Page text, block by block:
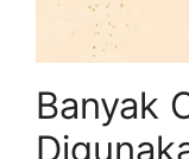
Banyak